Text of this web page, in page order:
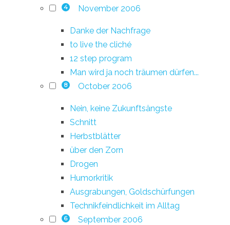
4 November 2006
Danke der Nachfrage
to live the cliché
12 step program
Man wird ja noch träumen dürfen...
8 October 2006
Nein, keine Zukunftsängste
Schnitt
Herbstblätter
über den Zorn
Drogen
Humorkritik
Ausgrabungen, Goldschürfungen
Technikfeindlichkeit im Alltag
6 September 2006